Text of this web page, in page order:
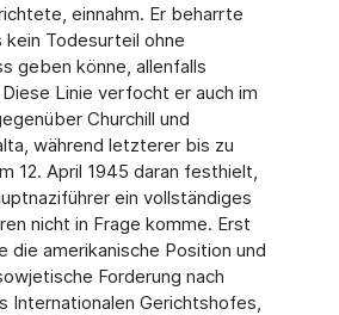
einnahm. Er beharrte
kein Todesurteil ohne
geben könne, allenfalls
Linie verfocht er auch im
Churchill und
während letzterer bis zu
12. April 1945 daran festhielt,
ein vollständiges
nicht in Frage komme. Erst
die amerikanische Position und
Forderung nach
Internationalen Gerichtshofes,